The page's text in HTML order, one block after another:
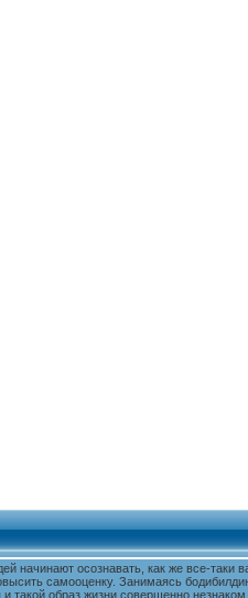
начинают осознавать, как же все-
самооценку. Занимаясь
такой образ жизни совершенно